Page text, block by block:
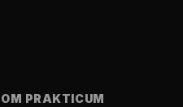
OM PRAKTICUM